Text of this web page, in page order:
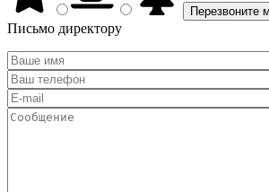
Письмо директору